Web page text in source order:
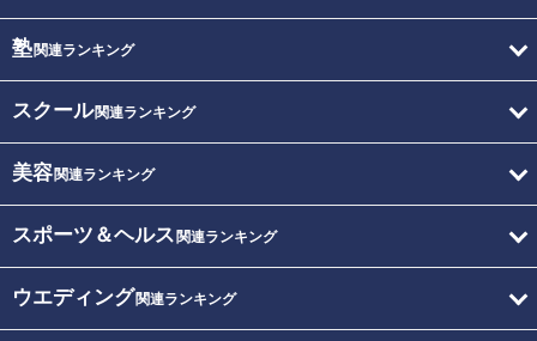
塾関連ランキング
スクール関連ランキング
美容関連ランキング
スポーツ＆ヘルス 関連ランキング
ウエディング関連ランキング